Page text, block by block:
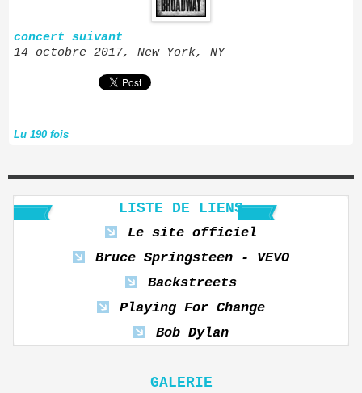
concert suivant
14 octobre 2017, New York, NY
Lu 190 fois
LISTE DE LIENS
Le site officiel
Bruce Springsteen - VEVO
Backstreets
Playing For Change
Bob Dylan
GALERIE